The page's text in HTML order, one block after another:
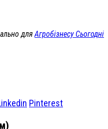
дляАгробізнесу Сьогодні
Pinterest